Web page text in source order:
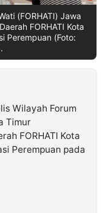
(FORHATI) Jawa
FORHATI Kota
Perempuan (Foto:
Wilayah Forum
Timur
FORHATI Kota
Perempuan pada